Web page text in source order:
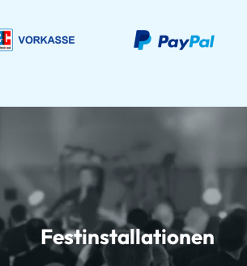
Festinstallationen